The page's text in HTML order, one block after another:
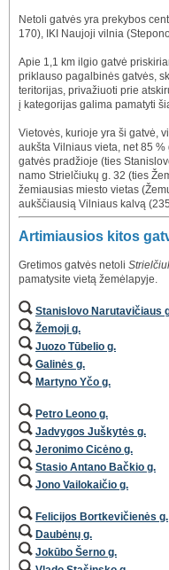
Netoli gatvės yra prekybos
170), IKI Naujoji vilnia
Apie 1,1 km ilgio gatvė
priklauso pagalbinės gatvės,
teritorijas, privažiuoti prie
į kategorijas galima pamatyti
Vietovės, kurioje yra ši gatvė,
aukšta Vilniaus vieta, net 85
gatvės pradžioje (ties
namo Strielčiukų g. 32 (ties
žemiausias miesto vietas
aukščiausią Vilniaus kalvą
Artimiausios kitos
Gretimos gatvės netoli
pamatysite vietą žemėlapyje.
Stanislovo Narutavičiaus
Žemoji g.
Juozo Tūbelio g.
Galinės g.
Martyno Yčo g.
Petro Leono g.
Jadvygos Juškytės g.
Jeronimo Cicėno g.
Stasio Antano Bačkio g.
Jono Vailokaičio g.
Felicijos Bortkevičienės g.
Daubėnų g.
Jokūbo Šerno g.